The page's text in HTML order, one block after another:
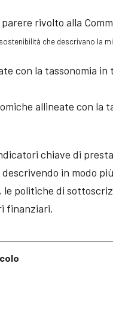
rivolto alla
che descrivano la
con la tassonomia
allineate con la
chiave di
in modo
le politiche di
finanziari.